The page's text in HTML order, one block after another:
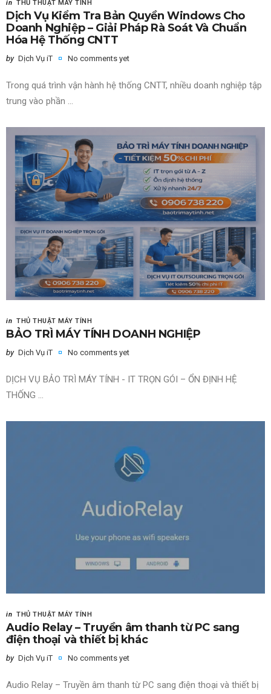
in THỦ THUẬT MÁY TÍNH
Dịch Vụ Kiểm Tra Bản Quyền Windows Cho
Doanh Nghiệp – Giải Pháp Rà Soát Và Chuẩn
Hóa Hệ Thống CNTT
by Dịch Vụ iT No comments yet
Trong quá trình vận hành hệ thống CNTT, nhiều doanh nghiệp tập
trung vào phần ...
in THỦ THUẬT MÁY TÍNH
BẢO TRÌ MÁY TÍNH DOANH NGHIỆP
by Dịch Vụ iT No comments yet
DỊCH VỤ BẢO TRÌ MÁY TÍNH - IT TRỌN GÓI – ỔN ĐỊNH HỆ
THỐNG ...
in THỦ THUẬT MÁY TÍNH
Audio Relay – Truyền âm thanh từ PC sang
điện thoại và thiết bị khác
by Dịch Vụ iT No comments yet
Audio Relay – Truyền âm thanh từ PC sang điện thoại và thiết bị